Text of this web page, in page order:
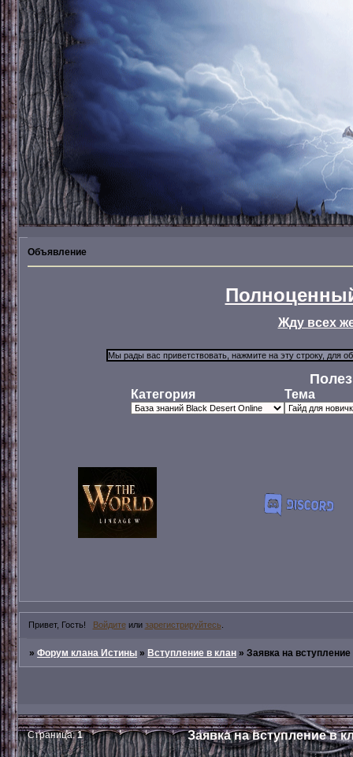
Объявление
Жду всех
Категория Тема
Привет, Гость! Войдитеили зарегистрируйтесь
»Форум клана Истины »Вступление в клан »Заявка на вступление
Заявка на вступление в
Страница:1